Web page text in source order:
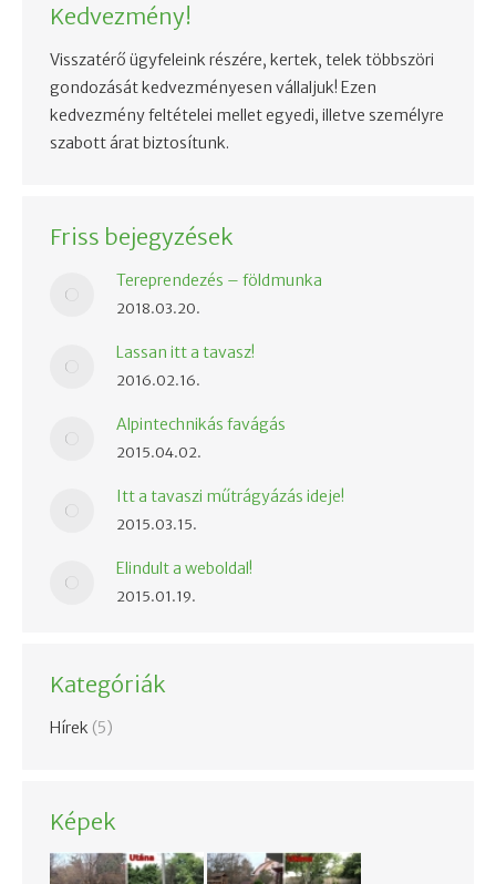
Kedvezmény!
Visszatérő ügyfeleink részére, kertek, telek többszöri
gondozását kedvezményesen vállaljuk! Ezen
kedvezmény feltételei mellet egyedi, illetve személyre
szabott árat biztosítunk.
Friss bejegyzések
Tereprendezés – földmunka
2018.03.20.
Lassan itt a tavasz!
2016.02.16.
Alpintechnikás favágás
2015.04.02.
Itt a tavaszi műtrágyázás ideje!
2015.03.15.
Elindult a weboldal!
2015.01.19.
Kategóriák
Hírek (5)
Képek